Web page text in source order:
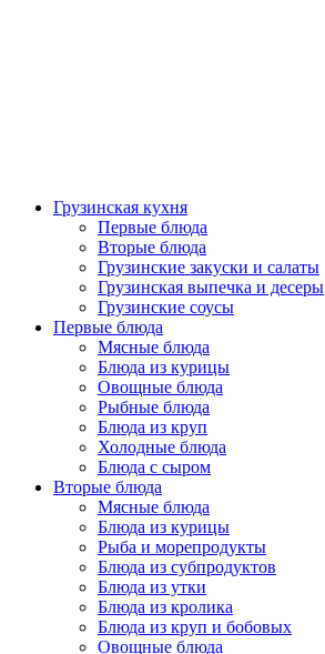
Грузинская кухня
Первые блюда
Вторые блюда
Грузинские закуски и салаты
Грузинская выпечка и десеры
Грузинские соусы
Первые блюда
Мясные блюда
Блюда из курицы
Овощные блюда
Рыбные блюда
Блюда из круп
Холодные блюда
Блюда с сыром
Вторые блюда
Мясные блюда
Блюда из курицы
Рыба и морепродукты
Блюда из субпродуктов
Блюда из утки
Блюда из кролика
Блюда из круп и бобовых
Овощные блюда